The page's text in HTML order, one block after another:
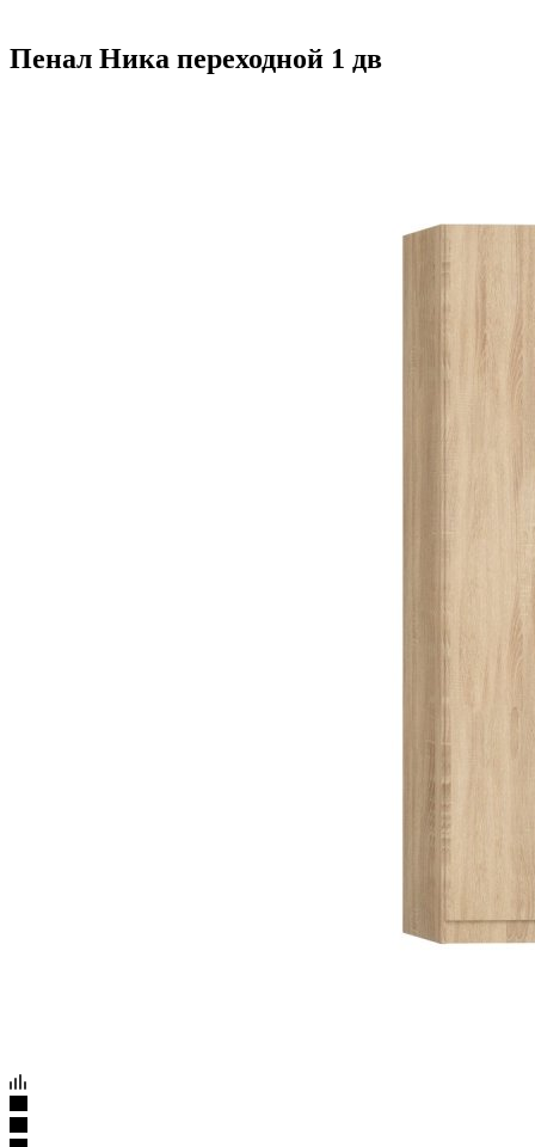
Пенал Ника переходной 1 дв